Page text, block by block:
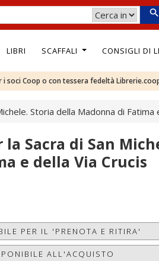
LIBRI SCAFFALI CONSIGLI DI
soci Coop o con tessera fedeltà
Storia della Madonna di Fatima
Sacra di San
e della Via Crucis
PER IL 'PRENOTA E RITIRA'
ALL'ACQUISTO